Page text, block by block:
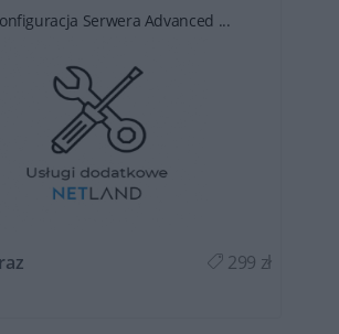
Serwera Advanced ...
299 zł